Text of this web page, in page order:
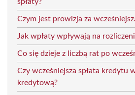
Czym jest prowizja za
Jak wpłaty wpływają na
Co się dzieje z liczbą rat po
Czy wcześniejsza spłata kredytu
kredytową?